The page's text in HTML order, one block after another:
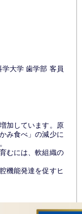
大学 歯学部 客員
加しています。原
み食べ」の減少に
むには、軟組織の
機能発達を促すヒ